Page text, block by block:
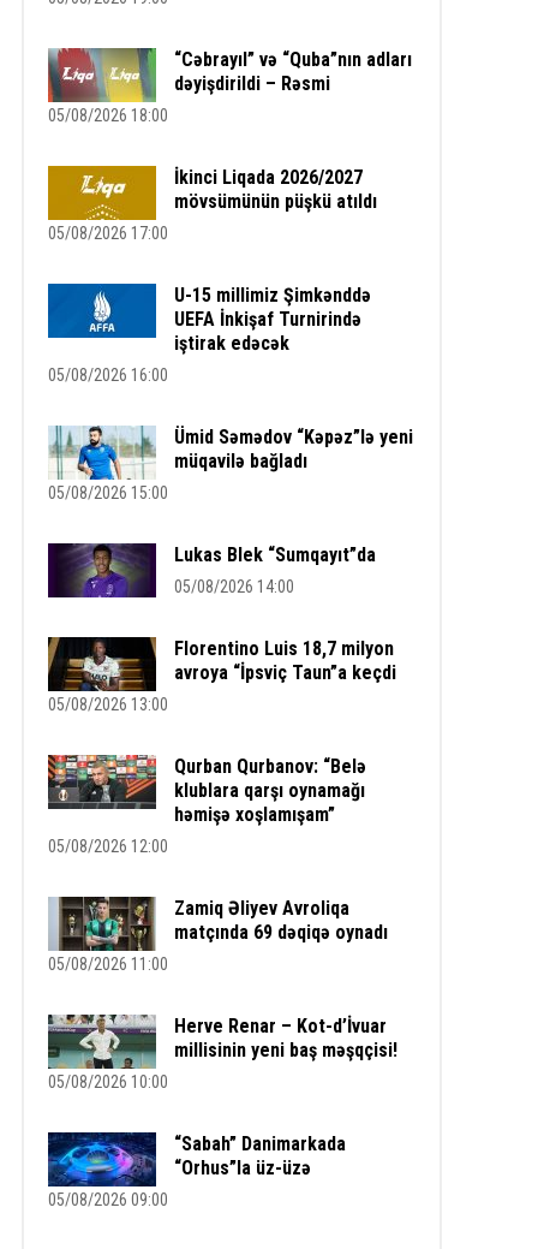
“Cəbrayıl” və “Quba”nın adları
dəyişdirildi – Rəsmi
05/08/2026 18:00
İkinci Liqada 2026/2027
mövsümünün püşkü atıldı
05/08/2026 17:00
U-15 millimiz Şimkənddə
UEFA İnkişaf Turnirində
iştirak edəcək
05/08/2026 16:00
Ümid Səmədov “Kəpəz”lə yeni
müqavilə bağladı
05/08/2026 15:00
Lukas Blek “Sumqayıt”da
05/08/2026 14:00
Florentino Luis 18,7 milyon
avroya “İpsviç Taun”a keçdi
05/08/2026 13:00
Qurban Qurbanov: “Belə
klublara qarşı oynamağı
həmişə xoşlamışam”
05/08/2026 12:00
Zamiq Əliyev Avroliqa
matçında 69 dəqiqə oynadı
05/08/2026 11:00
Herve Renar – Kot-d’İvuar
millisinin yeni baş məşqçisi!
05/08/2026 10:00
“Sabah” Danimarkada
“Orhus”la üz-üzə
05/08/2026 09:00